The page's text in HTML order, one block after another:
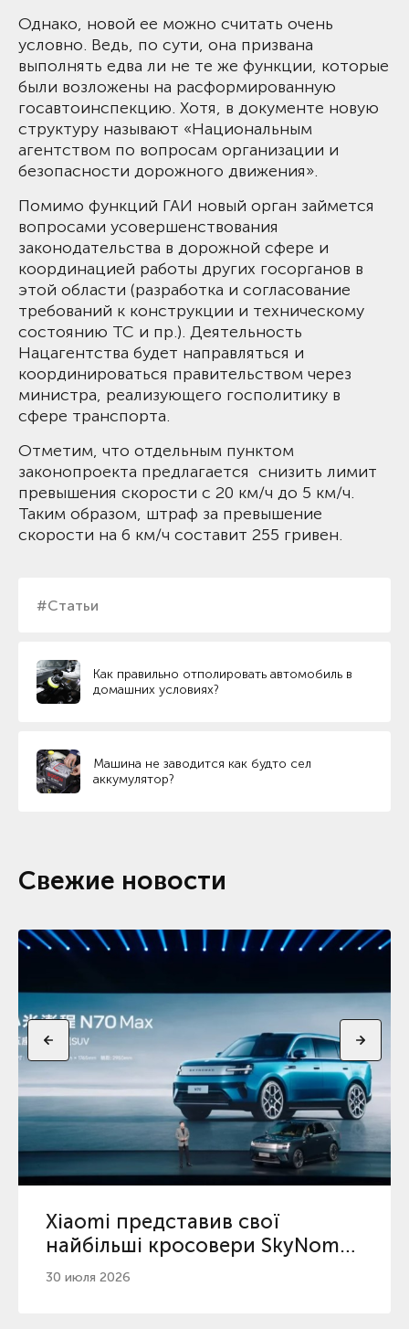
#Статьи
Как правильно отполировать автомобиль в
домашних условиях?
Машина не заводится как будто сел
аккумулятор?
Однако, новой ее можно считать очень
условно. Ведь, по сути, она призвана
выполнять едва ли не те же функции, которые
были возложены на расформированную
госавтоинспекцию. Хотя, в документе новую
структуру называют «Национальным
агентством по вопросам организации и
безопасности дорожного движения».
Помимо функций ГАИ новый орган займется
вопросами усовершенствования
законодательства в дорожной сфере и
координацией работы других госорганов в
этой области (разработка и согласование
требований к конструкции и техническому
состоянию ТС и пр.). Деятельность
Нацагентства будет направляться и
координироваться правительством через
министра, реализующего госполитику в
сфере транспорта.
Отметим, что отдельным пунктом
законопроекта предлагается снизить лимит
превышения скорости с 20 км/ч до 5 км/ч.
Таким образом, штраф за превышение
скорости на 6 км/ч составит 255 гривен.
Свежие новости
Xiaomi представив свої
найбільші кросовери SkyNomad
з максимальним пробігом
30 июля 2026